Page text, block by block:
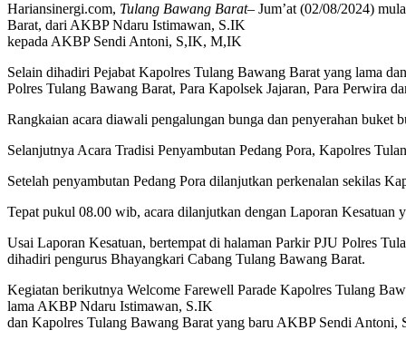
Hariansinergi.com, Tulang Bawang Barat– Jum’at (02/08/2024)
Barat, dari AKBP Ndaru Istimawan, S.IK
kepada AKBP Sendi Antoni, S,IK, M,IK
Selain dihadiri Pejabat Kapolres Tulang Bawang Barat yang lama
Polres Tulang Bawang Barat, Para Kapolsek Jajaran, Para Perwira
Rangkaian acara diawali pengalungan bunga dan penyerahan
Selanjutnya Acara Tradisi Penyambutan Pedang Pora, Kapolres
Setelah penyambutan Pedang Pora dilanjutkan perkenalan sekilas
Tepat pukul 08.00 wib, acara dilanjutkan dengan Laporan
Usai Laporan Kesatuan, bertempat di halaman Parkir PJU Polres
dihadiri pengurus Bhayangkari Cabang Tulang Bawang Barat.
Kegiatan berikutnya Welcome Farewell Parade Kapolres Tulang
lama AKBP Ndaru Istimawan, S.IK
dan Kapolres Tulang Bawang Barat yang baru AKBP Sendi Antoni,